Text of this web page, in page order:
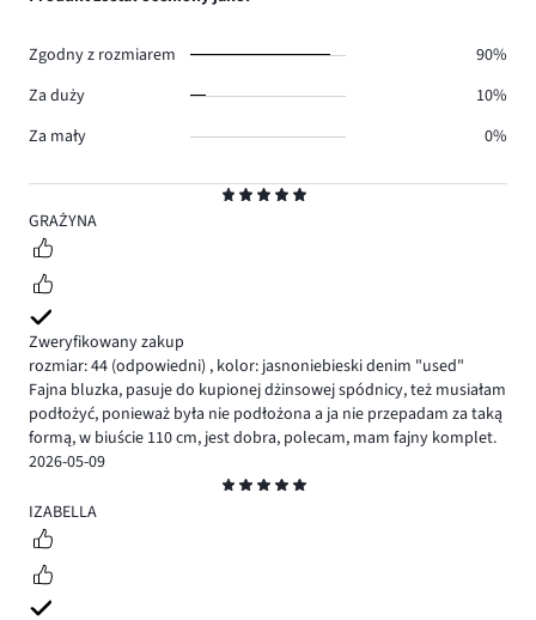
5
GRAŻYNA
Zweryfikowany zakup
rozmiar: 44 (odpowiedni) , kolor: jasnoniebieski denim "used"
Fajna bluzka, pasuje do kupionej dżinsowej spódnicy, też musiałam
podłożyć, ponieważ była nie podłożona a ja nie przepadam za taką
formą, w biuście 110 cm, jest dobra, polecam, mam fajny komplet.
2026-05-09
5
IZABELLA
Zgodny z rozmiarem
90%
Za duży
10%
Za mały
0%